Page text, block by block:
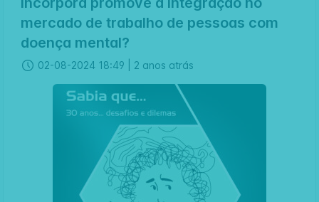
mercado de trabalho de pessoas com
doença mental?
02-08-2024 18:49 | 2 anos atrás